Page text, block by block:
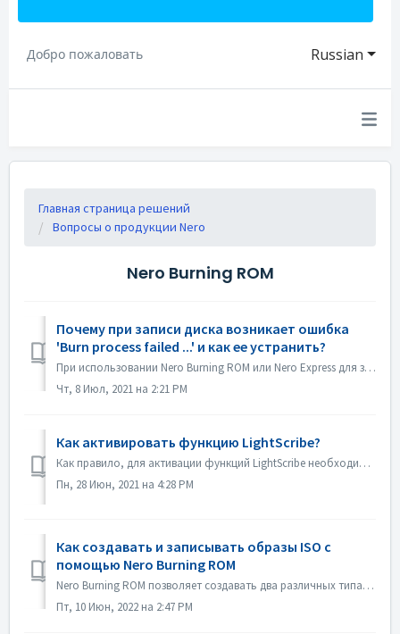
Russian
Добро пожаловать
Главная страница решений
Вопросы о продукции Nero
Nero Burning ROM
Почему при записи диска возникает ошибка
'Burn process failed ...' и как ее устранить?
При использовании Nero Burning ROM или Nero Express для записи контента на диск вы можете столкнуться с сообщением об ошибке "Burn process failed ...&q...
Чт, 8 Июл, 2021 на 2:21 PM
Как активировать функцию LightScribe?
Как правило, для активации функций LightScribe необходимо установить программное обеспечение LightScribe. https://lightscribesoftware.org/ Свяжитесь с нами...
Пн, 28 Июн, 2021 на 4:28 PM
Как создавать и записывать образы ISO с
помощью Nero Burning ROM
Nero Burning ROM позволяет создавать два различных типа образов дисков. Файлы образов Nero (*.nrg) представляют собой собственный формат образов дисков Ner...
Пт, 10 Июн, 2022 на 2:47 PM